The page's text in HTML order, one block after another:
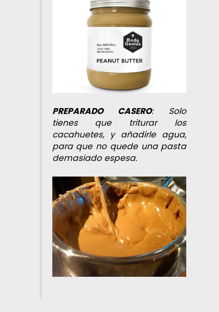
PREPARADO CASERO: Solo
tienes que triturar los
cacahuetes, y añadirle agua,
para que no quede una pasta
demasiado espesa.